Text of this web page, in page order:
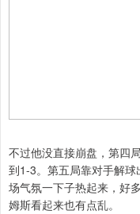
不过他没直接崩盘，第四
到1-3。第五局靠对手解
场气氛一下子热起来，好
姆斯看起来也有点乱。